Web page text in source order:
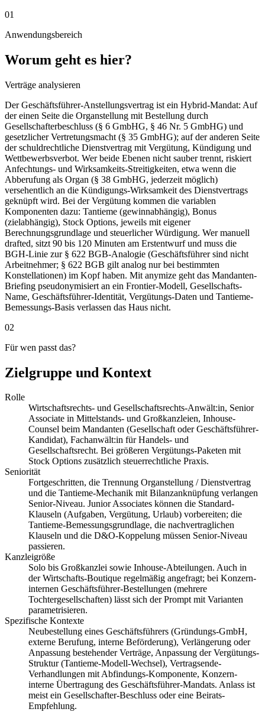
01
Anwendungsbereich
Worum geht es hier?
Verträge analysieren
Der Geschäftsführer-Anstellungsvertrag ist ein Hybrid-Mandat: Auf
der einen Seite die Organstellung mit Bestellung durch
Gesellschafterbeschluss (§ 6 GmbHG, § 46 Nr. 5 GmbHG) und
gesetzlicher Vertretungsmacht (§ 35 GmbHG); auf der anderen Seite
der schuldrechtliche Dienstvertrag mit Vergütung, Kündigung und
Wettbewerbsverbot. Wer beide Ebenen nicht sauber trennt, riskiert
Anfechtungs- und Wirksamkeits-Streitigkeiten, etwa wenn die
Abberufung als Organ (§ 38 GmbHG, jederzeit möglich)
versehentlich an die Kündigungs-Wirksamkeit des Dienstvertrags
geknüpft wird. Bei der Vergütung kommen die variablen
Komponenten dazu: Tantieme (gewinnabhängig), Bonus
(zielabhängig), Stock Options, jeweils mit eigener
Berechnungsgrundlage und steuerlicher Würdigung. Wer manuell
drafted, sitzt 90 bis 120 Minuten am Erstentwurf und muss die
BGH-Linie zur § 622 BGB-Analogie (Geschäftsführer sind nicht
Arbeitnehmer; § 622 BGB gilt analog nur bei bestimmten
Konstellationen) im Kopf haben. Mit anymize geht das Mandanten-
Briefing pseudonymisiert an ein Frontier-Modell, Gesellschafts-
Name, Geschäftsführer-Identität, Vergütungs-Daten und Tantieme-
Bemessungs-Basis verlassen das Haus nicht.
02
Für wen passt das?
Zielgruppe und Kontext
Rolle
Wirtschaftsrechts- und Gesellschaftsrechts-Anwält:in, Senior
Associate in Mittelstands- und Großkanzleien, Inhouse-
Counsel beim Mandanten (Gesellschaft oder Geschäftsführer-
Kandidat), Fachanwält:in für Handels- und
Gesellschaftsrecht. Bei größeren Vergütungs-Paketen mit
Stock Options zusätzlich steuerrechtliche Praxis.
Seniorität
Fortgeschritten, die Trennung Organstellung / Dienstvertrag
und die Tantieme-Mechanik mit Bilanzanknüpfung verlangen
Senior-Niveau. Junior Associates können die Standard-
Klauseln (Aufgaben, Vergütung, Urlaub) vorbereiten; die
Tantieme-Bemessungsgrundlage, die nachvertraglichen
Klauseln und die D&O-Koppelung müssen Senior-Niveau
passieren.
Kanzleigröße
Solo bis Großkanzlei sowie Inhouse-Abteilungen. Auch in
der Wirtschafts-Boutique regelmäßig angefragt; bei Konzern-
internen Geschäftsführer-Bestellungen (mehrere
Tochtergesellschaften) lässt sich der Prompt mit Varianten
parametrisieren.
Spezifische Kontexte
Neubestellung eines Geschäftsführers (Gründungs-GmbH,
externe Berufung, interne Beförderung), Verlängerung oder
Anpassung bestehender Verträge, Anpassung der Vergütungs-
Struktur (Tantieme-Modell-Wechsel), Vertragsende-
Verhandlungen mit Abfindungs-Komponente, Konzern-
interne Übertragung des Geschäftsführer-Mandats. Anlass ist
meist ein Gesellschafter-Beschluss oder eine Beirats-
Empfehlung.